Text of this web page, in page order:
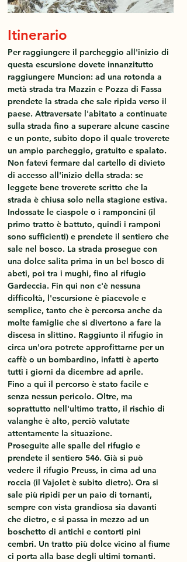
Itinerario
Per raggiungere il parcheggio all'inizio di
questa escursione dovete innanzitutto
raggiungere Muncion: ad una rotonda a
metà strada tra Mazzin e Pozza di Fassa
prendete la strada che sale ripida verso il
paese. Attraversate l'abitato a continuate
sulla strada fino a superare alcune cascine
e un ponte, subito dopo il quale troverete
un ampio parcheggio, gratuito e spalato.
Non fatevi fermare dal cartello di divieto
di accesso all'inizio della strada: se
leggete bene troverete scritto che la
strada è chiusa solo nella stagione estiva.
Indossate le ciaspole o i ramponcini (il
primo tratto è battuto, quindi i ramponi
sono sufficienti) e prendete il sentiero che
sale nel bosco. La strada prosegue con
una dolce salita prima in un bel bosco di
abeti, poi tra i mughi, fino al rifugio
Gardeccia. Fin qui non c'è nessuna
difficoltà, l'escursione è piacevole e
semplice, tanto che è percorsa anche da
molte famiglie che si divertono a fare la
discesa in slittino. Raggiunto il rifugio in
circa un'ora potrete approfittarne per un
caffè o un bombardino, infatti è aperto
tutti i giorni da dicembre ad aprile.
Fino a qui il percorso è stato facile e
senza nessun pericolo. Oltre, ma
soprattutto nell'ultimo tratto, il rischio di
valanghe è alto, perciò valutate
attentamente la situazione.
Proseguite alle spalle del rifugio e
prendete il sentiero 546. Già si può
vedere il rifugio Preuss, in cima ad una
roccia (il Vajolet è subito dietro). Ora si
sale più ripidi per un paio di tornanti,
sempre con vista grandiosa sia davanti
che dietro, e si passa in mezzo ad un
boschetto di antichi e contorti pini
cembri. Un tratto più dolce vicino al fiume
ci porta alla base degli ultimi tornanti.